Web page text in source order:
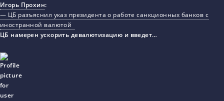
Игорь Прохин:
— ЦБ разъяснил указ президента о работе санкционных банков с
иностранной валютой
ЦБ намерен ускорить девалютизацию и введет…